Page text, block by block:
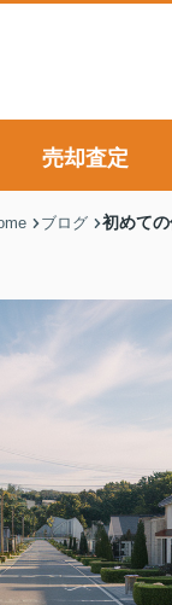
売却査定
ブログ 初めて